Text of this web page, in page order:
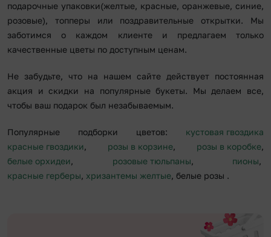
подарочные упаковки(желтые, красные, оранжевые, синие,
розовые), топперы или поздравительные открытки. Мы
заботимся о каждом клиенте и предлагаем только
качественные цветы по доступным ценам.
Не забудьте, что на нашем сайте действует постоянная
акция и скидки на популярные букеты. Мы делаем все,
чтобы ваш подарок был незабываемым.
Популярные подборки цветов: кустовая гвоздика
красные гвоздики, розы в корзине, розы в коробке,
белые орхидеи, розовые тюльпаны, пионы,
красные герберы, хризантемы желтые, белые розы .